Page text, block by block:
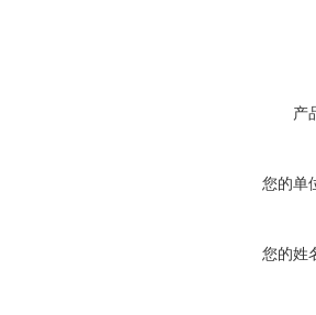
产
您的单
您的姓